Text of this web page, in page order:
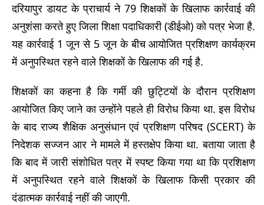
दरियापुर डायट के प्राचार्य ने 79 शिक्षकों के खिलाफ कार्रवाई की
अनुशंसा करते हुए जिला शिक्षा पदाधिकारी (डीईओ) को पत्र भेजा है.
यह कार्रवाई 1 जून से 5 जून के बीच आयोजित प्रशिक्षण कार्यक्रम
में अनुपस्थित रहने वाले शिक्षकों के खिलाफ की गई है.
शिक्षकों का कहना है कि गर्मी की छुट्टियों के दौरान प्रशिक्षण
आयोजित किए जाने का उन्होंने पहले ही विरोध किया था. इस विरोध
के बाद राज्य शैक्षिक अनुसंधान एवं प्रशिक्षण परिषद (SCERT) के
निदेशक सज्जन आर ने मामले में हस्तक्षेप किया था. बताया जाता है
कि बाद में जारी संशोधित पत्र में स्पष्ट किया गया था कि प्रशिक्षण
में अनुपस्थित रहने वाले शिक्षकों के खिलाफ किसी प्रकार की
दंडात्मक कार्रवाई नहीं की जाएगी.